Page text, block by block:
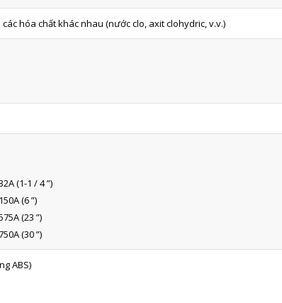
hóa chất khác nhau (nước clo, axit clohydric, v.v.)
(1-1 / 4 ”)
(6 ”)
(23 ”)
(30 ”)
ABS)